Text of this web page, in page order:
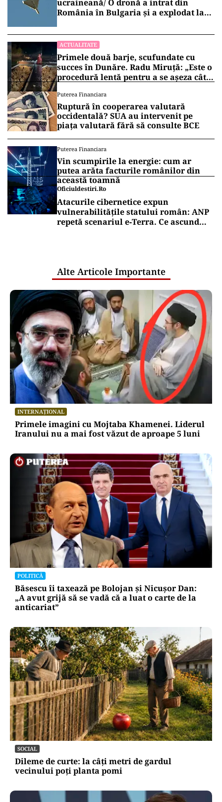
ucraineană/ O dronă a intrat din
România în Bulgaria şi a explodat la
ACTUALITATE
Primele două barje, scufundate cu
succes în Dunăre. Radu Miruță: „Este o
procedură lentă pentru a se așeza cât
Puterea Financiara
Ruptură în cooperarea valutară
occidentală? SUA au intervenit pe
piața valutară fără să consulte BCE
Puterea Financiara
Vin scumpirile la energie: cum ar
putea arăta facturile românilor din
această toamnă
Oficiuldestiri.ro
Atacurile cibernetice expun
vulnerabilitățile statului român: ANP
repetă scenariul e‑Terra. Ce ascund
Alte Articole Importante
INTERNAȚIONAL
Primele imagini cu Mojtaba Khamenei. Liderul
Iranului nu a mai fost văzut de aproape 5 luni
POLITICĂ
Băsescu îi taxează pe Bolojan și Nicușor Dan:
„A avut grijă să se vadă că a luat o carte de la
anticariat”
SOCIAL
Dileme de curte: la câți metri de gardul
vecinului poți planta pomi